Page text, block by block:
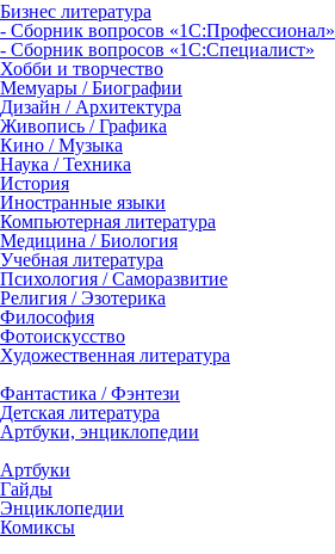
Бизнес литература
- Сборник вопросов «1С:Профессионал»
- Сборник вопросов «1С:Специалист»
Хобби и творчество
Мемуары / Биографии
Дизайн / Архитектура
Живопись / Графика
Кино / Музыка
Наука / Техника
История
Иностранные языки
Компьютерная литература
Медицина / Биология
Учебная литература
Психология / Саморазвитие
Религия / Эзотерика
Философия
Фотоискусство
Художественная литература
Фантастика / Фэнтези
Детская литература
Артбуки, энциклопедии
Артбуки
Гайды
Энциклопедии
Комиксы